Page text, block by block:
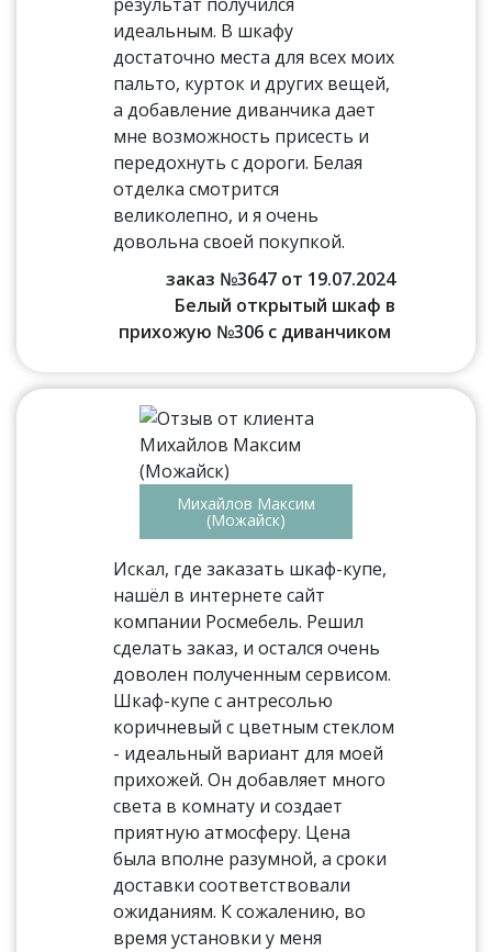
идеальным. В шкафу
достаточно места для всех моих
пальто, курток и других вещей,
а добавление диванчика дает
мне возможность присесть и
передохнуть с дороги. Белая
отделка смотрится
великолепно, и я очень
довольна своей покупкой.
заказ №3647 от 19.07.2024
Белый открытый шкаф в
прихожую №306 с диванчиком
Михайлов Максим
(Можайск)
Искал, где заказать шкаф-купе,
нашёл в интернете сайт
компании Росмебель. Решил
сделать заказ, и остался очень
доволен полученным сервисом.
Шкаф-купе с антресолью
коричневый с цветным стеклом
- идеальный вариант для моей
прихожей. Он добавляет много
света в комнату и создает
приятную атмосферу. Цена
была вполне разумной, а сроки
доставки соответствовали
ожиданиям. К сожалению, во
время установки у меня